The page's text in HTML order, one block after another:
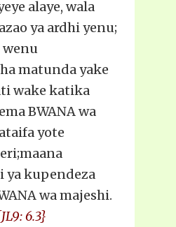
alaye, wala
ya ardhi yenu;
wenu
matunda yake
wake katika
BWANA wa
yote
ya kupendeza
wa majeshi.
6.3}